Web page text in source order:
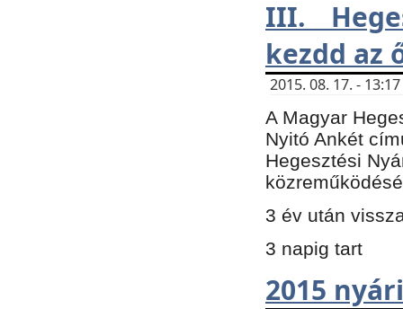
III.
kezdd az
2015. 08. 17. -
A Magyar
Nyitó Ankét
Hegesztési
3 év után
3 napig tart
2015